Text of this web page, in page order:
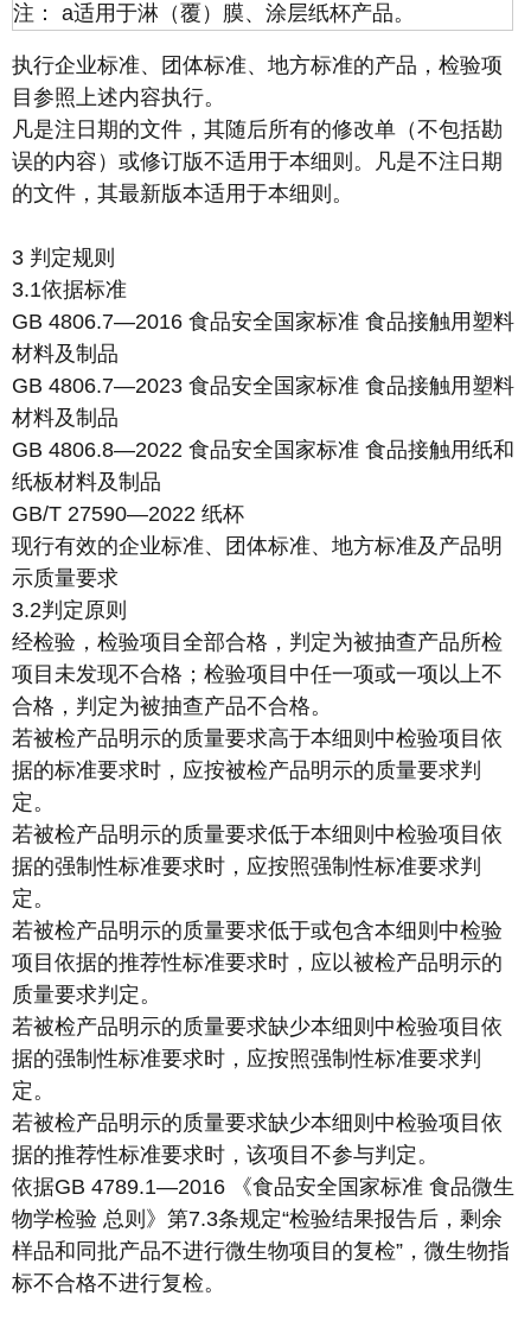
注： a适用于淋（覆）膜、涂层纸杯产品。
执行企业标准、团体标准、地方标准的产品，检验项
目参照上述内容执行。
凡是注日期的文件，其随后所有的修改单（不包括勘
误的内容）或修订版不适用于本细则。凡是不注日期
的文件，其最新版本适用于本细则。
3 判定规则
3.1依据标准
GB 4806.7—2016 食品安全国家标准 食品接触用塑料
材料及制品
GB 4806.7—2023 食品安全国家标准 食品接触用塑料
材料及制品
GB 4806.8—2022 食品安全国家标准 食品接触用纸和
纸板材料及制品
GB/T 27590—2022 纸杯
现行有效的企业标准、团体标准、地方标准及产品明
示质量要求
3.2判定原则
经检验，检验项目全部合格，判定为被抽查产品所检
项目未发现不合格；检验项目中任一项或一项以上不
合格，判定为被抽查产品不合格。
若被检产品明示的质量要求高于本细则中检验项目依
据的标准要求时，应按被检产品明示的质量要求判
定。
若被检产品明示的质量要求低于本细则中检验项目依
据的强制性标准要求时，应按照强制性标准要求判
定。
若被检产品明示的质量要求低于或包含本细则中检验
项目依据的推荐性标准要求时，应以被检产品明示的
质量要求判定。
若被检产品明示的质量要求缺少本细则中检验项目依
据的强制性标准要求时，应按照强制性标准要求判
定。
若被检产品明示的质量要求缺少本细则中检验项目依
据的推荐性标准要求时，该项目不参与判定。
依据GB 4789.1—2016 《食品安全国家标准 食品微生
物学检验 总则》第7.3条规定“检验结果报告后，剩余
样品和同批产品不进行微生物项目的复检”，微生物指
标不合格不进行复检。